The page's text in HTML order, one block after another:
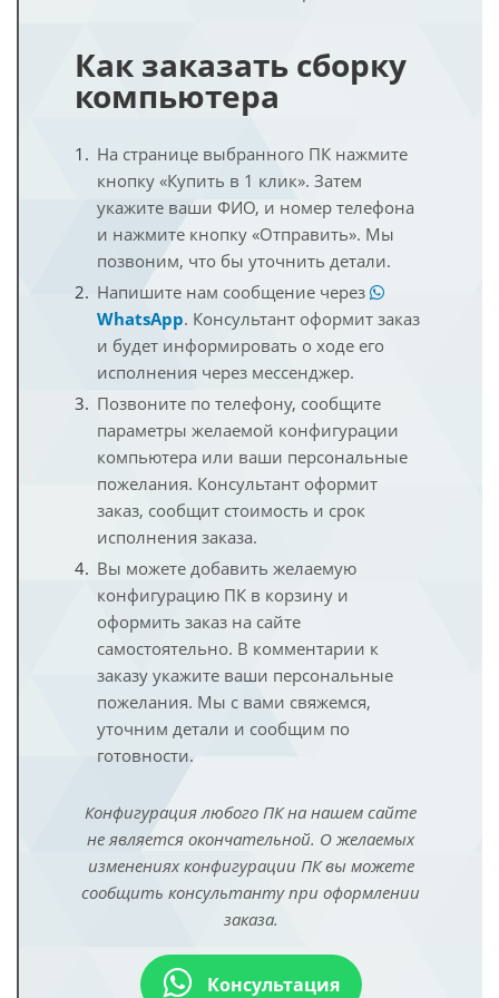
Как заказать сборку
компьютера
На странице выбранного ПК нажмите
кнопку «Купить в 1 клик». Затем
укажите ваши ФИО, и номер телефона
и нажмите кнопку «Отправить». Мы
позвоним, что бы уточнить детали.
Напишите нам сообщение через
WhatsApp. Консультант оформит заказ
и будет информировать о ходе его
исполнения через мессенджер.
Позвоните по телефону, сообщите
параметры желаемой конфигурации
компьютера или ваши персональные
пожелания. Консультант оформит
заказ, сообщит стоимость и срок
исполнения заказа.
Вы можете добавить желаемую
конфигурацию ПК в корзину и
оформить заказ на сайте
самостоятельно. В комментарии к
заказу укажите ваши персональные
пожелания. Мы с вами свяжемся,
уточним детали и сообщим по
готовности.
Конфигурация любого ПК на нашем сайте
не является окончательной. О желаемых
изменениях конфигурации ПК вы можете
сообщить консультанту при оформлении
заказа.
Консультация